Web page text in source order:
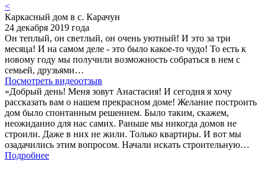
<
Каркасный дом в с. Карачун
24 декабря 2019 года
Он теплый, он светлый, он очень уютный! И это за три
месяца! И на самом деле - это было какое-то чудо! То есть к
новому году мы получили возможность собраться в нем с
семьей, друзьями…
Посмотреть видеоотзыв
«Добрый день! Меня зовут Анастасия! И сегодня я хочу
рассказать вам о нашем прекрасном доме! Желание построить
дом было спонтанным решением. Было таким, скажем,
неожиданно для нас самих. Раньше мы никогда домов не
строили. Даже в них не жили. Только квартиры. И вот мы
озадачились этим вопросом. Начали искать строительную…
Подробнее